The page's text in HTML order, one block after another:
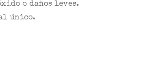
o daños leves.
único.